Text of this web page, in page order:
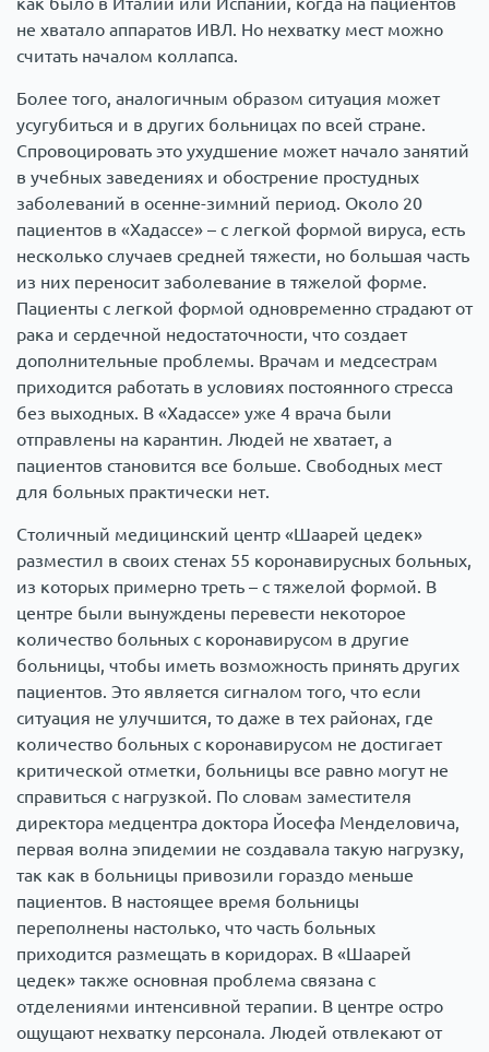
не хватало аппаратов ИВЛ. Но нехватку мест можно
считать началом коллапса.
Более того, аналогичным образом ситуация может
усугубиться и в других больницах по всей стране.
Спровоцировать это ухудшение может начало занятий
в учебных заведениях и обострение простудных
заболеваний в осенне-зимний период. Около 20
пациентов в «Хадассе» – с легкой формой вируса, есть
несколько случаев средней тяжести, но большая часть
из них переносит заболевание в тяжелой форме.
Пациенты с легкой формой одновременно страдают от
рака и сердечной недостаточности, что создает
дополнительные проблемы. Врачам и медсестрам
приходится работать в условиях постоянного стресса
без выходных. В «Хадассе» уже 4 врача были
отправлены на карантин. Людей не хватает, а
пациентов становится все больше. Свободных мест
для больных практически нет.
Столичный медицинский центр «Шаарей цедек»
разместил в своих стенах 55 коронавирусных больных,
из которых примерно треть – с тяжелой формой. В
центре были вынуждены перевести некоторое
количество больных с коронавирусом в другие
больницы, чтобы иметь возможность принять других
пациентов. Это является сигналом того, что если
ситуация не улучшится, то даже в тех районах, где
количество больных с коронавирусом не достигает
критической отметки, больницы все равно могут не
справиться с нагрузкой. По словам заместителя
директора медцентра доктора Йосефа Менделовича,
первая волна эпидемии не создавала такую нагрузку,
так как в больницы привозили гораздо меньше
пациентов. В настоящее время больницы
переполнены настолько, что часть больных
приходится размещать в коридорах. В «Шаарей
цедек» также основная проблема связана с
отделениями интенсивной терапии. В центре остро
ощущают нехватку персонала. Людей отвлекают от